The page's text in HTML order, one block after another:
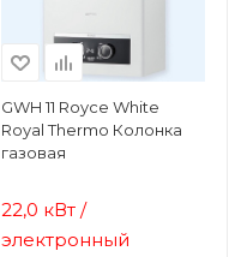
GWH 11 Royce White
Royal Thermo Колонка
газовая
22,0 кВт /
электронный